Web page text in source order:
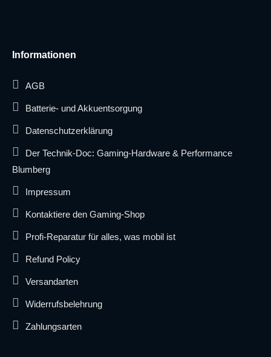
Informationen
AGB
Batterie- und Akkuentsorgung
Datenschutzerklärung
Der Technik-Doc: Gaming-Hardware & Performance
Blumberg
Impressum
Kontaktiere den Gaming-Shop
Profi-Reparatur für alles, was mobil ist
Refund Policy
Versandarten
Widerrufsbelehrung
Zahlungsarten